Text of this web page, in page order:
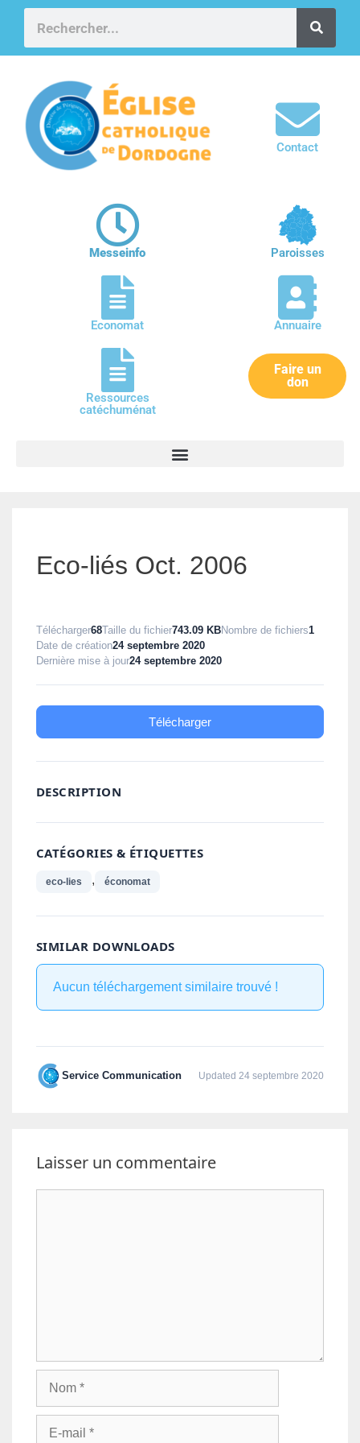
Contact
Messeinfo Paroisses
Economat Annuaire
Ressources
catéchuménat
Faire un
don
Eco-liés Oct. 2006
Télécharger68Taille du fichier743.09 KBNombre de fichiers1
Date de création24 septembre 2020
Dernière mise à jour24 septembre 2020
Télécharger
DESCRIPTION
CATÉGORIES & ÉTIQUETTES
eco-lies , économat
SIMILAR DOWNLOADS
Aucun téléchargement similaire trouvé !
Service Communication Updated 24 septembre 2020
Laisser un commentaire